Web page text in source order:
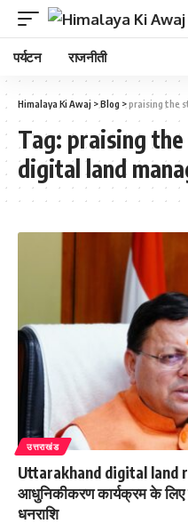
पर्यटन राजनीती
Himalaya Ki Awaj >Blog >praising the
Tag: praising
digital land
उत्तराखंड
Uttarakhand digital land
आधुनिकीकरण कार्यक्रम के लिए
धनराशि